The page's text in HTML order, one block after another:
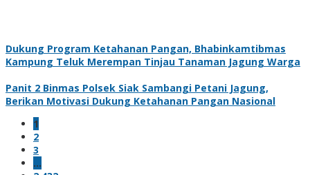
Dukung Program Ketahanan Pangan, Bhabinkamtibmas
Kampung Teluk Merempan Tinjau Tanaman Jagung Warga
Panit 2 Binmas Polsek Siak Sambangi Petani Jagung,
Berikan Motivasi Dukung Ketahanan Pangan Nasional
1
2
3
…